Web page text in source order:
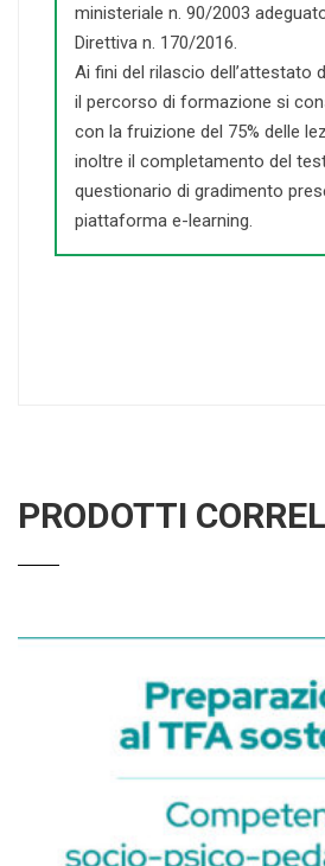
ministeriale n. 90/2003
Direttiva n. 170/2016.
Ai fini del rilascio dell’attestato
il percorso di formazione si
con la fruizione del 75% delle
inoltre il completamento del
questionario di gradimento
piattaforma e-learning.
PRODOTTI